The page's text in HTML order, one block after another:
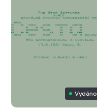
Vydáno